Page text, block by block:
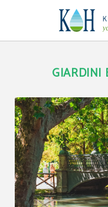
GIARDINI